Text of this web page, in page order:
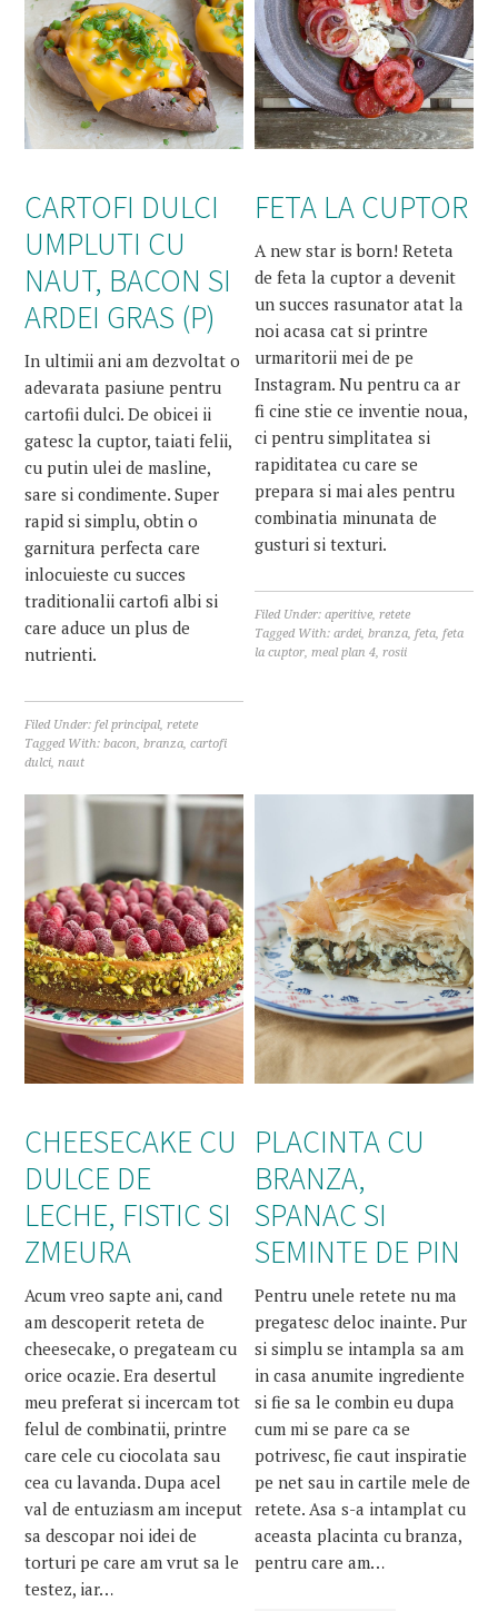
CARTOFI DULCI
UMPLUTI CU
NAUT, BACON SI
ARDEI GRAS (P)
In ultimii ani am dezvoltat o
adevarata pasiune pentru
cartofii dulci. De obicei ii
gatesc la cuptor, taiati felii,
cu putin ulei de masline,
sare si condimente. Super
rapid si simplu, obtin o
garnitura perfecta care
inlocuieste cu succes
traditionalii cartofi albi si
care aduce un plus de
nutrienti.
Filed Under:fel principal,retete
Tagged With:bacon,branza,cartofi
dulci,naut
FETA LA CUPTOR
A new star is born! Reteta
de feta la cuptor a devenit
un succes rasunator atat la
noi acasa cat si printre
urmaritorii mei de pe
Instagram. Nu pentru ca ar
fi cine stie ce inventie noua,
ci pentru simplitatea si
rapiditatea cu care se
prepara si mai ales pentru
combinatia minunata de
gusturi si texturi.
Filed Under:aperitive,retete
Tagged With:ardei,branza,feta,feta
la cuptor,meal plan 4,rosii
CHEESECAKE CU
DULCE DE
LECHE, FISTIC SI
ZMEURA
Acum vreo sapte ani, cand
am descoperit reteta de
cheesecake, o pregateam cu
orice ocazie. Era desertul
meu preferat si incercam tot
felul de combinatii, printre
care cele cu ciocolata sau
cea cu lavanda. Dupa acel
val de entuziasm am inceput
sa descopar noi idei de
torturi pe care am vrut sa le
testez, iar…
PLACINTA CU
BRANZA,
SPANAC SI
SEMINTE DE PIN
Pentru unele retete nu ma
pregatesc deloc inainte. Pur
si simplu se intampla sa am
in casa anumite ingrediente
si fie sa le combin eu dupa
cum mi se pare ca se
potrivesc, fie caut inspiratie
pe net sau in cartile mele de
retete. Asa s-a intamplat cu
aceasta placinta cu branza,
pentru care am…